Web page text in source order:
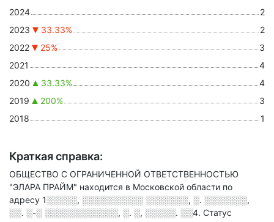
2024
2
2023
33.33%
2
2022
25%
3
2021
4
2020
33.33%
4
2019
200%
3
2018
1
Краткая справка:
ОБЩЕСТВО С ОГРАНИЧЕННОЙ ОТВЕТСТВЕННОСТЬЮ
"ЭЛАРА ПРАЙМ" находится в Московской области по
адресу 1░░░░░, ░░░░░░░░░░ ░░░░░░░, ░. ░░░░░░░,
░░. ░-░ ░░░░░░░░░░░░, ░. ░, ░░░░░. ░░4. Статус